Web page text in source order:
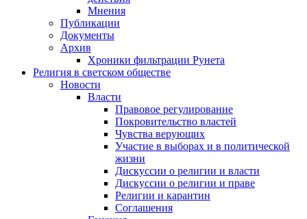
Мнения
Публикации
Документы
Архив
Хроники фильтрации Рунета
Религия в светском обществе
Новости
Власти
Правовое регулирование
Покровительство властей
Чувства верующих
Участие в выборах и в политической
жизни
Дискуссии о религии и власти
Дискуссии о религии и праве
Религии и карантин
Соглашения